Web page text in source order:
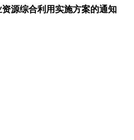
源综合利用实施方案的通知